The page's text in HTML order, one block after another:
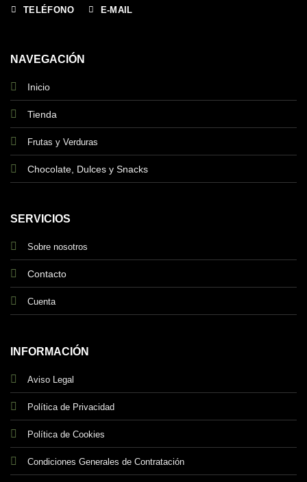
TELÉFONO E-MAIL
NAVEGACIÓN
Inicio
Tienda
Frutas y Verduras
Chocolate, Dulces y Snacks
SERVICIOS
Sobre nosotros
Contacto
Cuenta
INFORMACIÓN
Aviso Legal
Política de Privacidad
Política de Cookies
Condiciones Generales de Contratación